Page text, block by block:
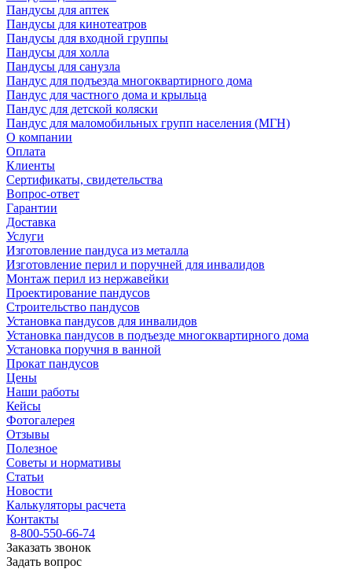
Пандусы для аптек
Пандусы для кинотеатров
Пандусы для входной группы
Пандусы для холла
Пандусы для санузла
Пандус для подъезда многоквартирного дома
Пандус для частного дома и крыльца
Пандус для детской коляски
Пандус для маломобильных групп населения (МГН)
О компании
Оплата
Клиенты
Сертификаты, свидетельства
Вопрос-ответ
Гарантии
Доставка
Услуги
Изготовление пандуса из металла
Изготовление перил и поручней для инвалидов
Монтаж перил из нержавейки
Проектирование пандусов
Строительство пандусов
Установка пандусов для инвалидов
Установка пандусов в подъезде многоквартирного дома
Установка поручня в ванной
Прокат пандусов
Цены
Наши работы
Кейсы
Фотогалерея
Отзывы
Полезное
Советы и нормативы
Статьи
Новости
Калькуляторы расчета
Контакты
8-800-550-66-74
Заказать звонок
Задать вопрос